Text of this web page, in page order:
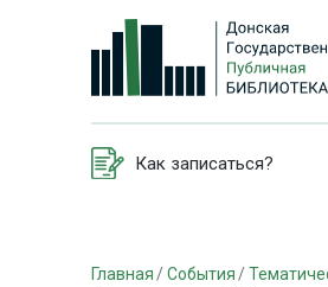
Как записаться?
Главная События